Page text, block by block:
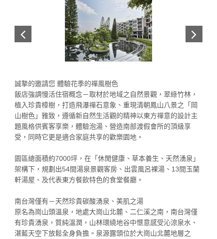
誠摯的邀請您 體驗花季的禪風樹色
飯店強調慢活住宿概念－取材於地域之自然景觀，翠綠竹林，
植入珍貴樟樹，打造飛瀑禪石意象、重現清朝鳳山八景之「岡
山樹色」雅致，遵循新自然生活觀的精神以東方禪意的設計主
題風格供賓客享樂，體驗泡湯、營造南部渡假會所的頂級享
受，同時它更是適合家庭共享的歡樂園地。
園區總面積約7000坪，在「休閒健康、草本養生、天然湧泉」
架構下，規劃出54間湯泉景觀客房、出雲風呂裸湯、13間玉蘭
軒湯屋、及代表東方餐飲特色的食堂餐廳。
南台灣僅有－天然珍貴碳酸湧泉、美肌之湯
原名為崗山頭溫泉，地處大崗山北麓、二仁溪之南，南台灣僅
有珍貴湧泉，質純溫潤，山林環繞地谷中愜意感受沁涼泉水、
湛藍天空下放鬆全身負擔。泉源露頭位於大崗山北麓地層之